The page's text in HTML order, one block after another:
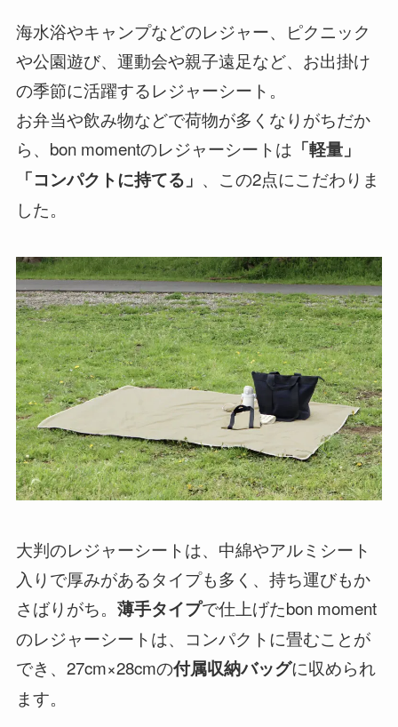
海水浴やキャンプなどのレジャー、ピクニック
や公園遊び、運動会や親子遠足など、お出掛け
の季節に活躍するレジャーシート。
お弁当や飲み物などで荷物が多くなりがちだか
ら、bon momentのレジャーシートは 「軽量」
「コンパクトに持てる」 、この2点にこだわりま
した。
大判のレジャーシートは、中綿やアルミシート
入りで厚みがあるタイプも多く、持ち運びもか
さばりがち。 薄手タイプで仕上げたbon moment
のレジャーシートは、コンパクトに畳むことが
でき、27cm×28cmの付属収納バッグに収められ
ます。